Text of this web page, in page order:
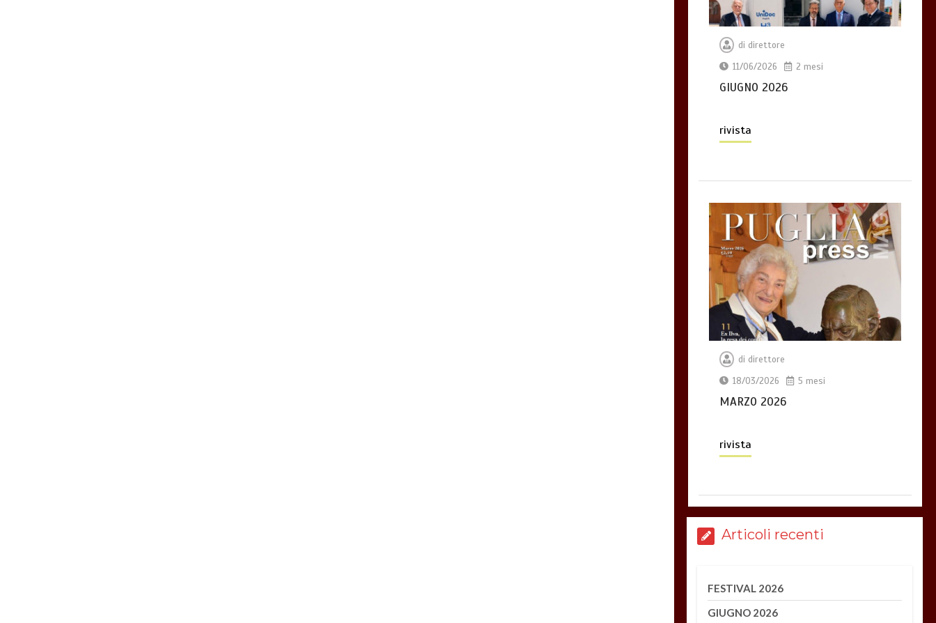
di direttore
11/06/2026
2 mesi
GIUGNO 2026
rivista
di direttore
18/03/2026
5 mesi
MARZO 2026
rivista
Articoli recenti
FESTIVAL 2026
GIUGNO 2026